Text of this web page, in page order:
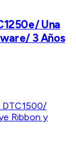
Una
3 Años